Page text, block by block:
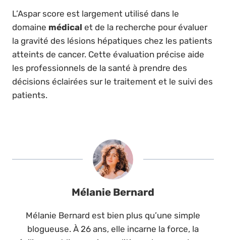
L’Aspar score est largement utilisé dans le
domaine médical et de la recherche pour évaluer
la gravité des lésions hépatiques chez les patients
atteints de cancer. Cette évaluation précise aide
les professionnels de la santé à prendre des
décisions éclairées sur le traitement et le suivi des
patients.
Mélanie Bernard
Mélanie Bernard est bien plus qu’une simple
blogueuse. À 26 ans, elle incarne la force, la